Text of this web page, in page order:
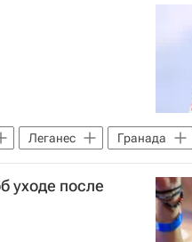
Леганес
Гранада
уходе после